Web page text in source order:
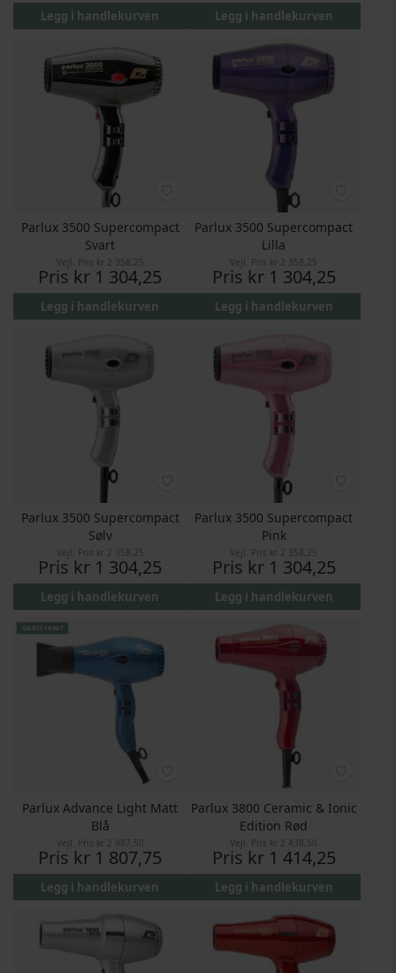
Legg i handlekurven Legg i handlekurven
Parlux 3500 Supercompact
Svart
Vejl. Pris kr 2 358,25
Pris kr 1 304,25
Legg i handlekurven
Parlux 3500 Supercompact
Lilla
Vejl. Pris kr 2 358,25
Pris kr 1 304,25
Legg i handlekurven
Parlux 3500 Supercompact
Sølv
Vejl. Pris kr 2 358,25
Pris kr 1 304,25
Legg i handlekurven
Parlux 3500 Supercompact
Pink
Vejl. Pris kr 2 358,25
Pris kr 1 304,25
Legg i handlekurven
GRATIS FRAKT
Parlux Advance Light Matt
Blå
Vejl. Pris kr 2 987,50
Pris kr 1 807,75
Legg i handlekurven
Parlux 3800 Ceramic & Ionic
Edition Rød
Vejl. Pris kr 2 438,50
Pris kr 1 414,25
Legg i handlekurven